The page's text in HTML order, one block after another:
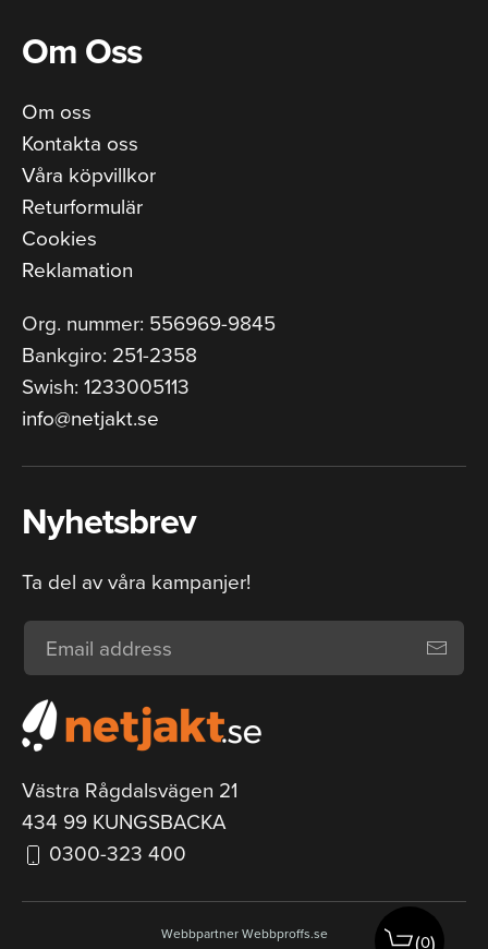
Om Oss
Om oss
Kontakta oss
Våra köpvillkor
Returformulär
Cookies
Reklamation
Org. nummer: 556969-9845
Bankgiro: 251-2358
Swish: 1233005113
info@netjakt.se
Nyhetsbrev
Ta del av våra kampanjer!
Västra Rågdalsvägen 21
434 99 KUNGSBACKA
0300-323 400
WebbpartnerWebbproffs.se (0)